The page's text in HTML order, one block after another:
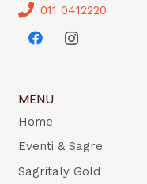
011 0412220
MENU
Home
Eventi & Sagre
Sagritaly Gold